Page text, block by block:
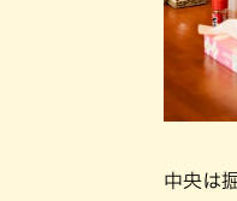
中央は